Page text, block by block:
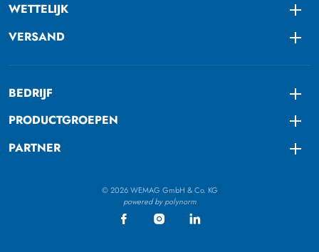
WETTELIJK
VERSAND
BEDRIJF
PRODUCTGROEPEN
PARTNER
© 2026 WEMAG GmbH & Co. KG
powered by polynorm